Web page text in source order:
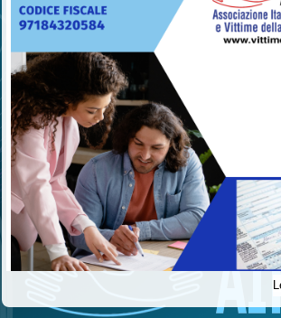
C'è un modo di contribuire alle attività
delle vittime della strada e per dare giustizia ai